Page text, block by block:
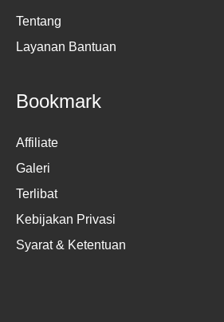
Tentang
Layanan Bantuan
Bookmark
Affiliate
Galeri
Terlibat
Kebijakan Privasi
Syarat & Ketentuan